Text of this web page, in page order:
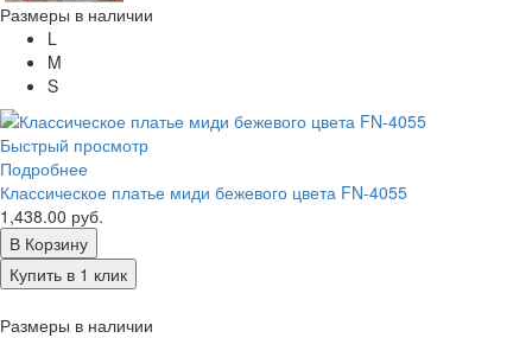
Размеры в наличии
L
M
S
Быстрый просмотр
Подробнее
Классическое платье миди бежевого цвета FN-4055
1,438.00 руб.
В Корзину
Купить в 1 клик
Размеры в наличии